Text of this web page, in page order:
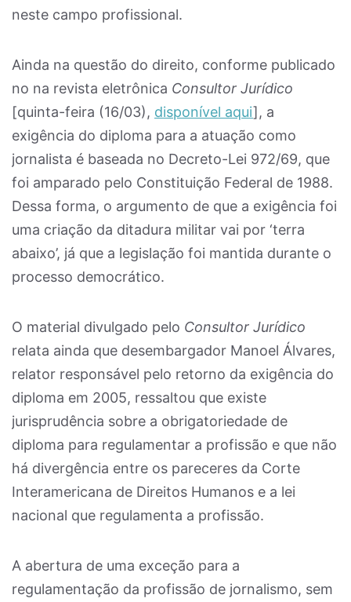
neste campo profissional.
Ainda na questão do direito, conforme publicado
no na revista eletrônica Consultor Jurídico
[quinta-feira (16/03), disponível aqui], a
exigência do diploma para a atuação como
jornalista é baseada no Decreto-Lei 972/69, que
foi amparado pelo Constituição Federal de 1988.
Dessa forma, o argumento de que a exigência foi
uma criação da ditadura militar vai por ‘terra
abaixo’, já que a legislação foi mantida durante o
processo democrático.
O material divulgado pelo Consultor Jurídico
relata ainda que desembargador Manoel Álvares,
relator responsável pelo retorno da exigência do
diploma em 2005, ressaltou que existe
jurisprudência sobre a obrigatoriedade de
diploma para regulamentar a profissão e que não
há divergência entre os pareceres da Corte
Interamericana de Direitos Humanos e a lei
nacional que regulamenta a profissão.
A abertura de uma exceção para a
regulamentação da profissão de jornalismo, sem